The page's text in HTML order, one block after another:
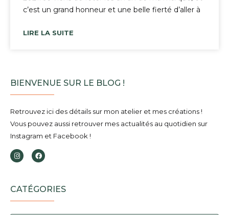
c’est un grand honneur et une belle fierté d’aller à
LIRE LA SUITE
BIENVENUE SUR LE BLOG !
Retrouvez ici des détails sur mon atelier et mes créations !
Vous pouvez aussi retrouver mes actualités au quotidien sur
Instagram et Facebook !
CATÉGORIES